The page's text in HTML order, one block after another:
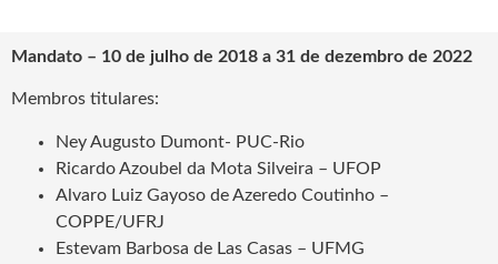
Mandato – 10 de julho de 2018 a 31 de dezembro de 2022
Membros titulares:
Ney Augusto Dumont- PUC-Rio
Ricardo Azoubel da Mota Silveira – UFOP
Alvaro Luiz Gayoso de Azeredo Coutinho –
COPPE/UFRJ
Estevam Barbosa de Las Casas – UFMG